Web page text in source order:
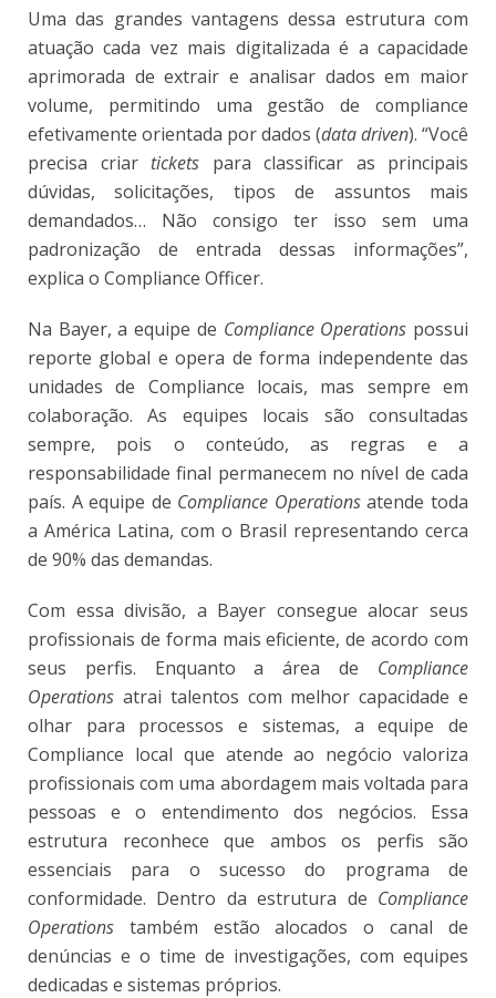
Uma das grandes vantagens dessa estrutura com
atuação cada vez mais digitalizada é a capacidade
aprimorada de extrair e analisar dados em maior
volume, permitindo uma gestão de compliance
efetivamente orientada por dados (data driven). “Você
precisa criar tickets para classificar as principais
dúvidas, solicitações, tipos de assuntos mais
demandados… Não consigo ter isso sem uma
padronização de entrada dessas informações”,
explica o Compliance Officer.
Na Bayer, a equipe de Compliance Operations possui
reporte global e opera de forma independente das
unidades de Compliance locais, mas sempre em
colaboração. As equipes locais são consultadas
sempre, pois o conteúdo, as regras e a
responsabilidade final permanecem no nível de cada
país. A equipe de Compliance Operationsatende toda
a América Latina, com o Brasil representando cerca
de 90% das demandas.
Com essa divisão, a Bayer consegue alocar seus
profissionais de forma mais eficiente, de acordo com
seus perfis. Enquanto a área de Compliance
Operations atrai talentos com melhor capacidade e
olhar para processos e sistemas, a equipe de
Compliance local que atende ao negócio valoriza
profissionais com uma abordagem mais voltada para
pessoas e o entendimento dos negócios. Essa
estrutura reconhece que ambos os perfis são
essenciais para o sucesso do programa de
conformidade. Dentro da estrutura de Compliance
Operations também estão alocados o canal de
denúncias e o time de investigações, com equipes
dedicadas e sistemas próprios.